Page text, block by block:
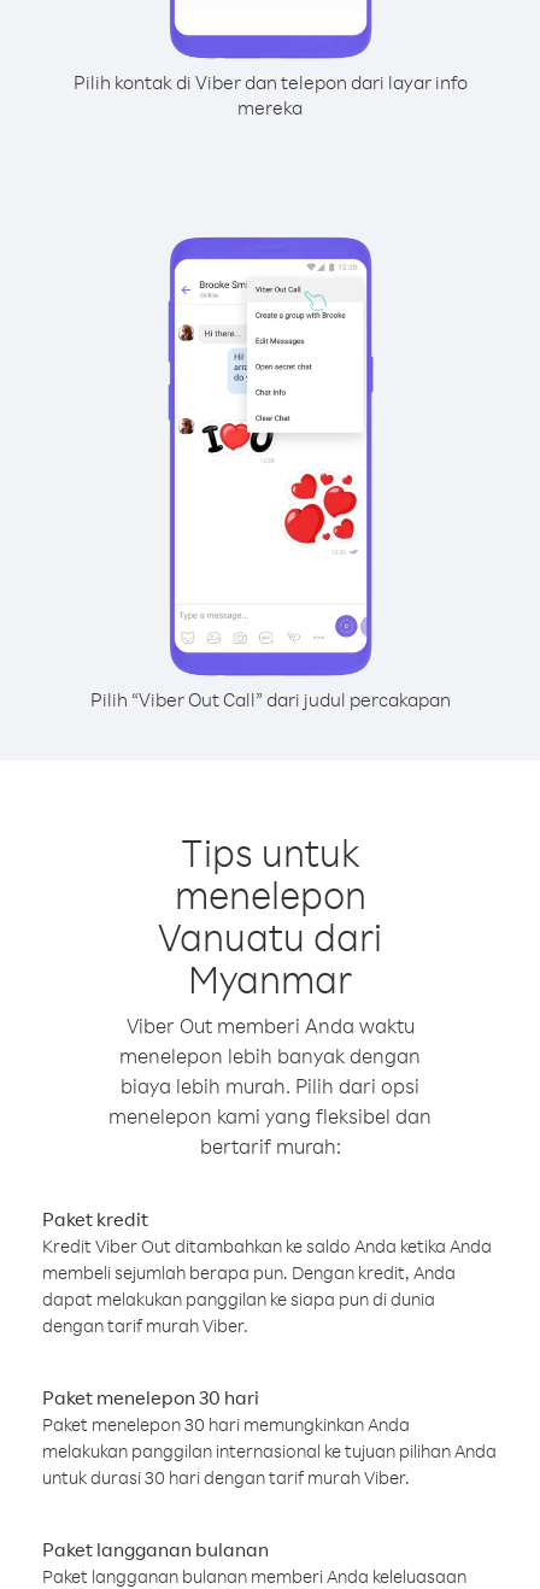
Pilih kontak di Viber dan telepon dari layar info
mereka
Pilih “Viber Out Call” dari judul percakapan
Tips untuk
menelepon
Vanuatu dari
Myanmar
Viber Out memberi Anda waktu
menelepon lebih banyak dengan
biaya lebih murah. Pilih dari opsi
menelepon kami yang fleksibel dan
bertarif murah:
Paket kredit
Kredit Viber Out ditambahkan ke saldo Anda ketika Anda
membeli sejumlah berapa pun. Dengan kredit, Anda
dapat melakukan panggilan ke siapa pun di dunia
dengan tarif murah Viber.
Paket menelepon 30 hari
Paket menelepon 30 hari memungkinkan Anda
melakukan panggilan internasional ke tujuan pilihan Anda
untuk durasi 30 hari dengan tarif murah Viber.
Paket langganan bulanan
Paket langganan bulanan memberi Anda keleluasaan